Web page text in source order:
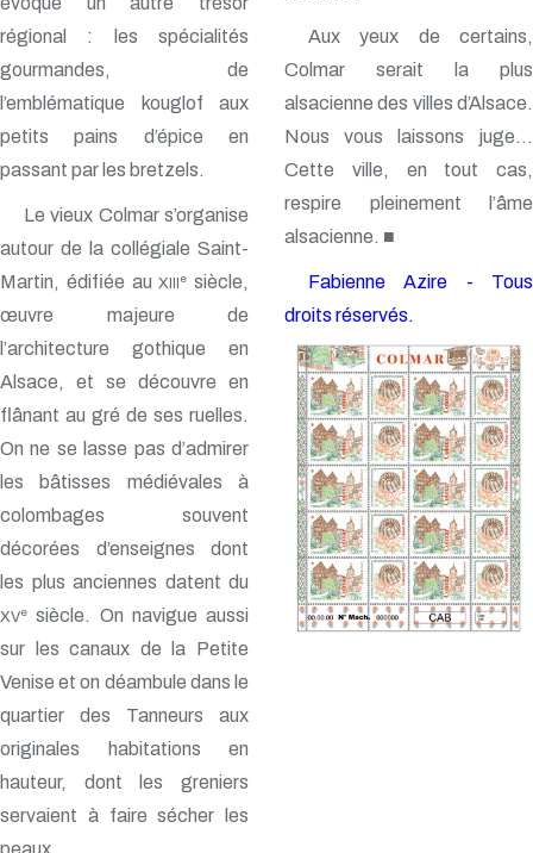
régional : les spécialités
gourmandes, de
l’emblématique kouglof aux
petits pains d’épice en
passant par les bretzels.
Le vieux Colmar s’organise
autour de la collégiale Saint-
Martin, édifiée auXIII e siècle,
œuvre majeure de
l’architecture gothique en
Alsace, et se découvre en
flânant au gré de ses ruelles.
On ne se lasse pas d’admirer
les bâtisses médiévales à
colombages souvent
décorées d’enseignes dont
les plus anciennes datent du
XVe
siècle. On navigue aussi
sur les canaux de la Petite
Venise et on déambule dans le
quartier des Tanneurs aux
originales habitations en
hauteur, dont les greniers
servaient à faire sécher les
peaux.
Aux yeux de certains,
Colmar serait la plus
alsacienne des villes d’Alsace.
Nous vous laissons juge…
Cette ville, en tout cas,
respire pleinement l’âme
alsacienne. ■
Fabienne Azire - Tous
droits réservés.